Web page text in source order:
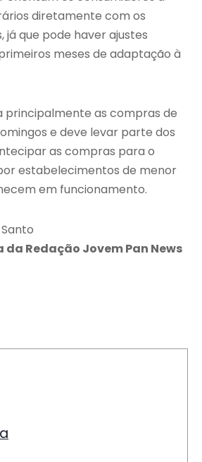
diretamente com os
que pode haver ajustes
meses de adaptação à
principalmente as compras de
e deve levar parte dos
as compras para o
estabelecimentos de menor
em funcionamento.
Redação Jovem Pan News